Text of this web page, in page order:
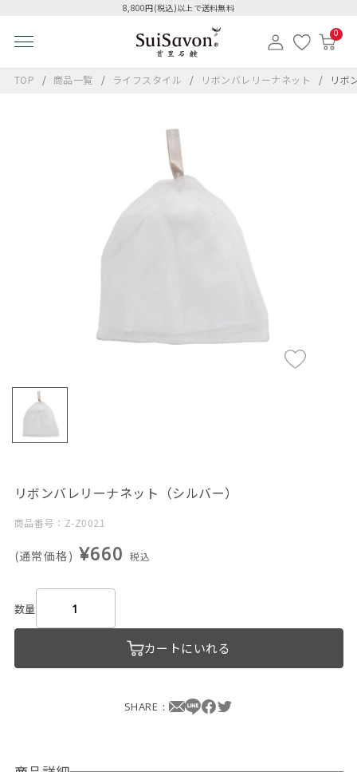
8,800円(税込)以上で送料無料
0
TOP 商品一覧 ライフスタイル リボンバレリーナネット リボ
リボンバレリーナネット（シルバー）
商品番号：Z-Z0021
(通常価格) ¥660 税込
数量
カートにいれる
SHARE：